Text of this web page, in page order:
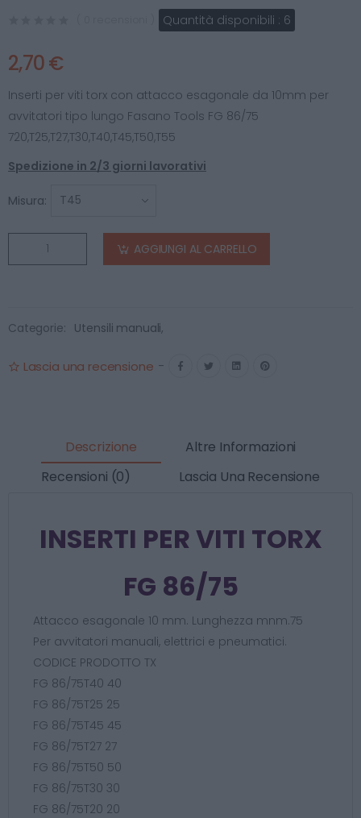
Quantità disponibili : 6
2,70 €
Inserti per viti torx con attacco esagonale da 10mm per
avvitatori tipo lungo Fasano Tools FG 86/75
720,T25,T27,T30,T40,T45,T50,T55
Spedizione in 2/3 giorni lavorativi
Misura:
AGGIUNGI AL CARRELLO
Categorie: Utensili manuali,
Lascia una recensione -
Descrizione
Altre Informazioni
Recensioni (0)
Lascia Una Recensione
INSERTI PER VITI TORX
FG 86/75
Attacco esagonale 10 mm. Lunghezza mnm.75
Per avvitatori manuali, elettrici e pneumatici.
CODICE PRODOTTO TX
FG 86/75T40 40
FG 86/75T25 25
FG 86/75T45 45
FG 86/75T27 27
FG 86/75T50 50
FG 86/75T30 30
FG 86/75T20 20